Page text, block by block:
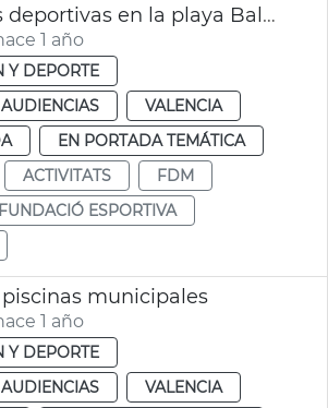
Actividades deportivas en la playa Balance
1 año
Y DEPORTE
VALENCIA
EN PORTADA TEMÁTICA
ACTIVITATS
FDM
FUNDACIÓ ESPORTIVA
municipales
1 año
Y DEPORTE
VALENCIA